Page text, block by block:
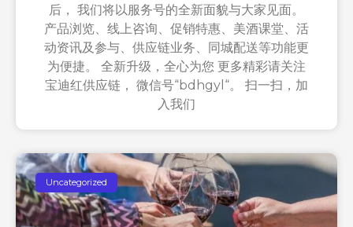
后， 我们将以服务号的全新面貌与大家见面。
产品浏览、线上咨询、促销特惠、美酒课堂、活
动资讯及参与、供应链业务、同城配送等功能更
为便捷。 全新升级，全心为您 更多精彩请关注
宝迪红供应链， 微信号“bdhgyl“。 扫一扫，加
入我们
Uncategorized